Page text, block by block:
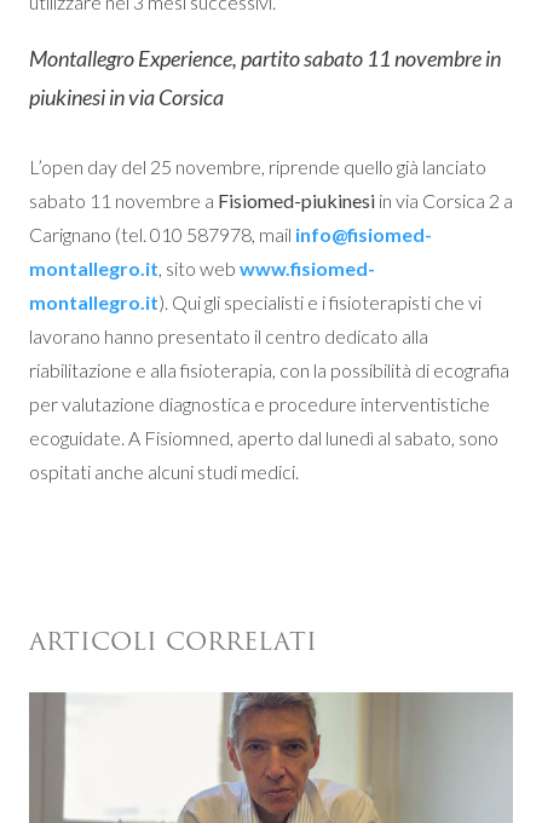
Montallegro Experience, partito sabato 11 novembre in
piukinesi in via Corsica
L’open day del 25 novembre, riprende quello già lanciato
sabato 11 novembre a Fisiomed-piukinesi in via Corsica 2 a
Carignano (tel. 010 587978, mail info@fisiomed-
montallegro.it, sito web www.fisiomed-
montallegro.it). Qui gli specialisti e i fisioterapisti che vi
lavorano hanno presentato il centro dedicato alla
riabilitazione e alla fisioterapia, con la possibilità di ecografia
per valutazione diagnostica e procedure interventistiche
ecoguidate. A Fisiomned, aperto dal lunedì al sabato, sono
ospitati anche alcuni studi medici.
ARTICOLI CORRELATI